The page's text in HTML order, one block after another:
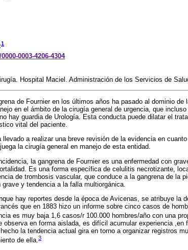
1
0003-4206-4304
Hospital Maciel. Administración de los Servicios de
de Fournier en los últimos años ha pasado al dominio
en el ámbito de la cirugía general de urgencia, que
hay guardia de Urología. Esta conducta puede dilatar el
vital del paciente.
llevado a realizar una breve revisión de la evidencia en
la cirugía general en manejo de esta entidad.
la gangrena de Fournier es una enfermedad con
Es una forma específica de celulitis necrotizante,
de trombosis vascular, que conduce a la gangrena de la
y tendencia a la falla multiorgánica.
hay reportes desde la época de Avicenas, se atribuye la
que en 1883 hizo un informe sobre cinco casos de
es muy baja 1,6 casos/r 100.000 hombres/año con una
observa en forma aislada, es difícil acumular experiencia
la tendencia actual gira en torno a organizar registros
de ella.3